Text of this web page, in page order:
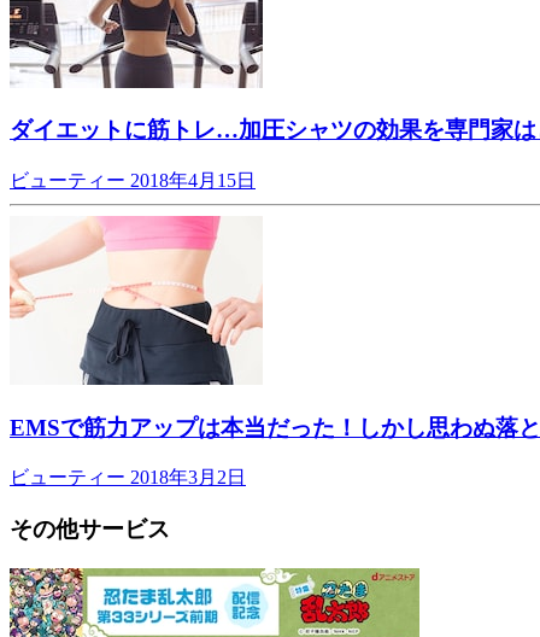
ダイエットに筋トレ…加圧シャツの効果を専門家は
ビューティー 2018年4月15日
EMSで筋力アップは本当だった！しかし思わぬ落
ビューティー 2018年3月2日
その他サービス